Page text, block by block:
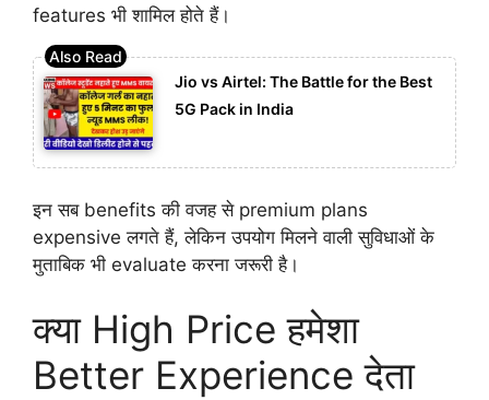
features भी शामिल होते हैं।
Jio vs Airtel: The Battle for the Best
5G Pack in India
इन सब benefits की वजह से premium plans
expensive लगते हैं, लेकिन उपयोग मिलने वाली सुविधाओं के
मुताबिक भी evaluate करना जरूरी है।
क्या High Price हमेशा
Better Experience देता